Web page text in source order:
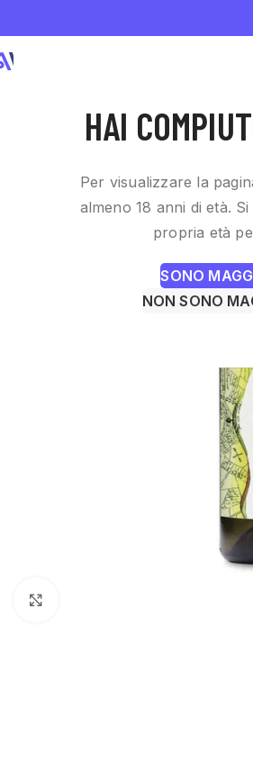
HAI
Per visualizzare la
almeno 18 anni di età.
propria età
SONO
NON SONO